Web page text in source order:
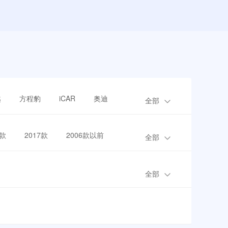
方程豹 iCAR 奥迪 全部
2017款 2006款以前 全部
全部